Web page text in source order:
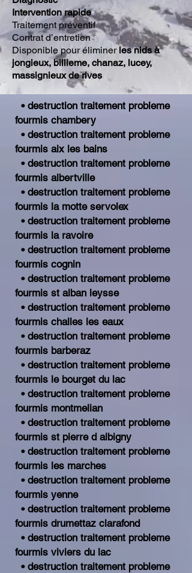
Intervention rapide
Traitement préventif
Contrat d’entretien
​Disponible pour éliminer les nids à
jongieux, billieme, chanaz, lucey,
massignieux de rives
• destruction traitement probleme
fourmis chambery
• destruction traitement probleme
fourmis aix les bains
• destruction traitement probleme
fourmis albertville
• destruction traitement probleme
fourmis la motte servolex
• destruction traitement probleme
fourmis la ravoire
• destruction traitement probleme
fourmis cognin
• destruction traitement probleme
fourmis st alban leysse
• destruction traitement probleme
fourmis challes les eaux
• destruction traitement probleme
fourmis barberaz
• destruction traitement probleme
fourmis le bourget du lac
• destruction traitement probleme
fourmis montmelian
• destruction traitement probleme
fourmis st pierre d albigny
• destruction traitement probleme
fourmis les marches
• destruction traitement probleme
fourmis yenne
• destruction traitement probleme
fourmis drumettaz clarafond
• destruction traitement probleme
fourmis viviers du lac
• destruction traitement probleme